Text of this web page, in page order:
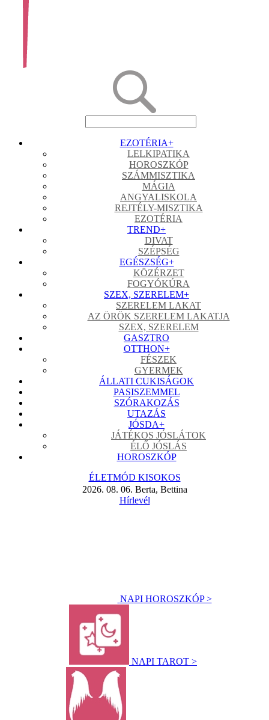
EZOTÉRIA+
LELKIPATIKA
HOROSZKÓP
SZÁMMISZTIKA
MÁGIA
ANGYALISKOLA
REJTÉLY-MISZTIKA
EZOTÉRIA
TREND+
DIVAT
SZÉPSÉG
EGÉSZSÉG+
KÖZÉRZET
FOGYÓKÚRA
SZEX, SZERELEM+
SZERELEM LAKAT
AZ ÖRÖK SZERELEM LAKATJA
SZEX, SZERELEM
GASZTRO
OTTHON+
FÉSZEK
GYERMEK
ÁLLATI CUKISÁGOK
PASISZEMMEL
SZÓRAKOZÁS
UTAZÁS
JÓSDA+
JÁTÉKOS JÓSLÁTOK
ÉLŐ JÓSLÁS
HOROSZKÓP
ÉLETMÓD KISOKOS
2026. 08. 06. Berta, Bettina
Hírlevél
NAPI HOROSZKÓP >
NAPI TAROT >